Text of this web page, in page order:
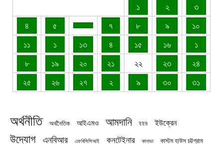
১ ২
৩
৪
৫ ৭ ৮ ৯
১০
১১
১ ১৩ ৪ ১৫ ১৬
১
৮
১৯ ২০ ২১ ২২ ২৩
২৪
২৫
২৬ ২৭ ২ ৯ ৩০ ৩১
অর্থনীতি অর্থনৈতিক আইএমও আমদানি ইইউ ইউক্রেন
উদ্যোগ এনবিআর এফবিসিসিআই কনটেইনার কানাডা কাস্টম হাউস চট্টগ্রাম